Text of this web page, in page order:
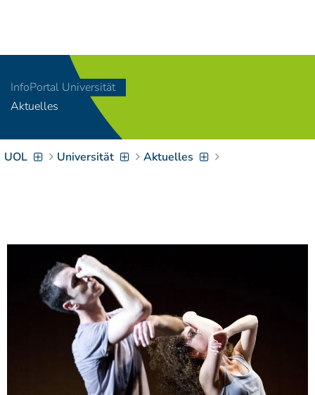
[Access-Key 8
Zum Inhalt springen
Zur Suche springen
[Access-Key 4]
Zur Hauptnavigation
Zur
Brotkrumennavigation
springen[
7]
Informationen zur
Barrierefreiheit
InfoPortal Universität
Aktuelles
UOL Universität Aktuelles